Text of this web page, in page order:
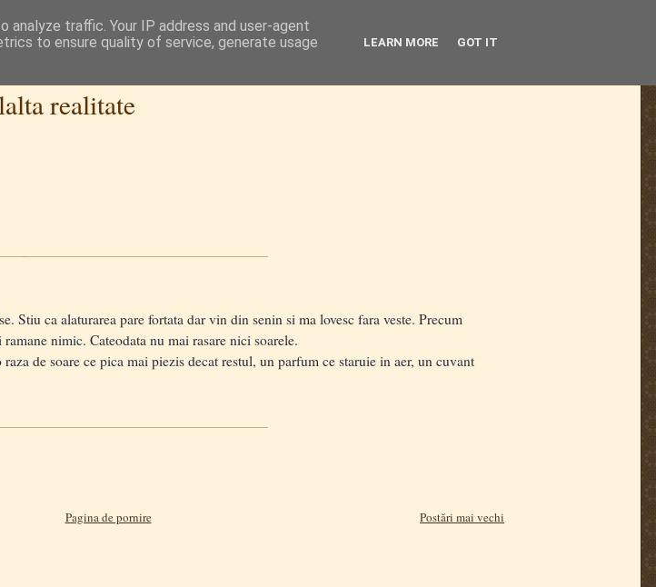
realitate
Stiu ca alaturarea pare fortata dar vin din senin si ma lovesc fara veste. Precum
nimic. Cateodata nu mai rasare nici soarele.
de soare ce pica mai piezis decat restul, un parfum ce staruie in aer, un cuvant
Postări mai vechi
Pagina de pornire
traffic. Your IP address and user-agent
to ensure quality of service, generate usage
LEARN MORE GOT IT